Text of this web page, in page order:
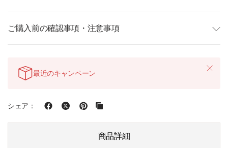
ご購入前の確認事項・注意事項
最近のキャンペーン
シェア：
商品詳細